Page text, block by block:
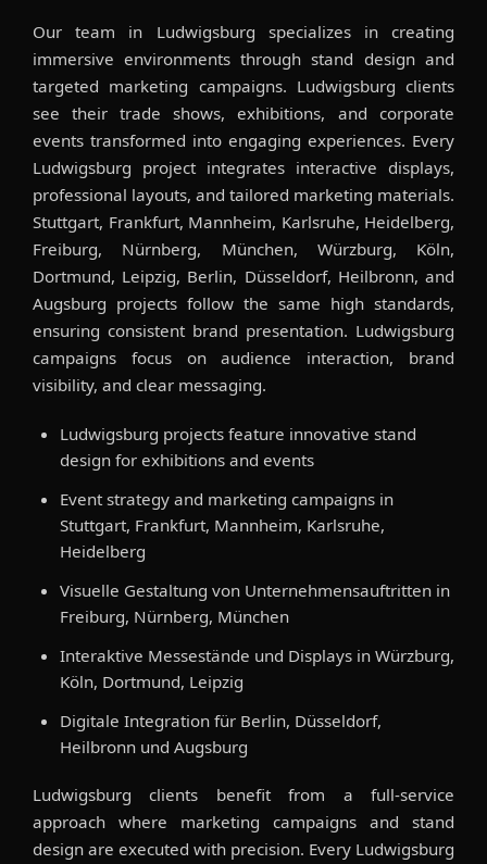
Our team in Ludwigsburg specializes in creating
immersive environments through stand design and
targeted marketing campaigns. Ludwigsburg clients
see their trade shows, exhibitions, and corporate
events transformed into engaging experiences. Every
Ludwigsburg project integrates interactive displays,
professional layouts, and tailored marketing materials.
Stuttgart, Frankfurt, Mannheim, Karlsruhe, Heidelberg,
Freiburg, Nürnberg, München, Würzburg, Köln,
Dortmund, Leipzig, Berlin, Düsseldorf, Heilbronn, and
Augsburg projects follow the same high standards,
ensuring consistent brand presentation. Ludwigsburg
campaigns focus on audience interaction, brand
visibility, and clear messaging.
Ludwigsburg projects feature innovative stand
design for exhibitions and events
Event strategy and marketing campaigns in
Stuttgart, Frankfurt, Mannheim, Karlsruhe,
Heidelberg
Visuelle Gestaltung von Unternehmensauftritten in
Freiburg, Nürnberg, München
Interaktive Messestände und Displays in Würzburg,
Köln, Dortmund, Leipzig
Digitale Integration für Berlin, Düsseldorf,
Heilbronn und Augsburg
Ludwigsburg clients benefit from a full-service
approach where marketing campaigns and stand
design are executed with precision. Every Ludwigsburg